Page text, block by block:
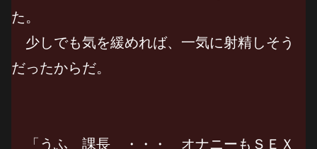
た。
少しでも気を緩めれば、一気に射精しそう
だったからだ。
「うふ 課長 ・・・ オナニーもＳＥＸ